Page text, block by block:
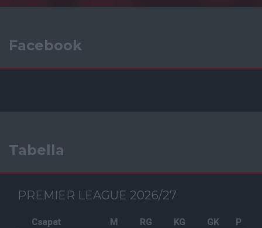
Facebook
Tabella
PREMIER LEAGUE 2026/27
Csapat M RG KG GK P